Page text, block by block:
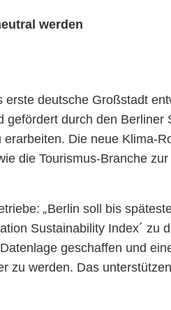
werden
deutsche Großstadt
durch den
Die neue Klima-
die Tourismus-Branche zur
„Berlin soll bis
Sustainability Index´ zu
geschaffen und
zu werden. Das